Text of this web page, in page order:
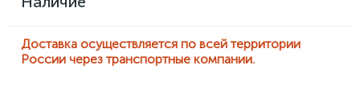
Доставка осуществляется по всей территории
России через транспортные компании.